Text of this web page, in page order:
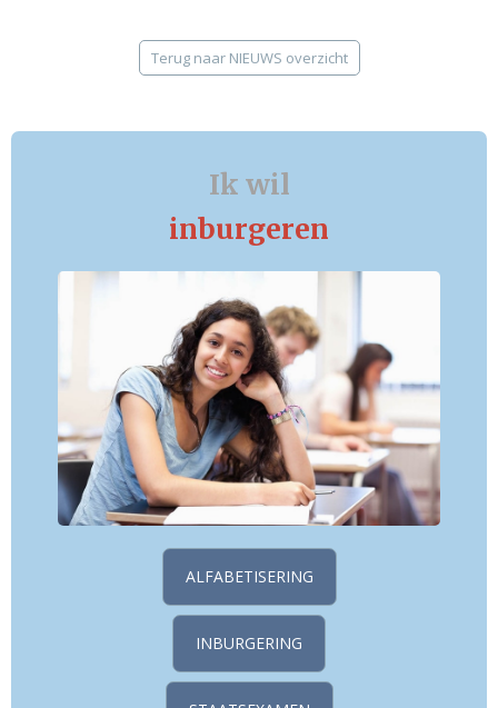
Terug naar NIEUWS overzicht
Ik wil
inburgeren
ALFABETISERING
INBURGERING